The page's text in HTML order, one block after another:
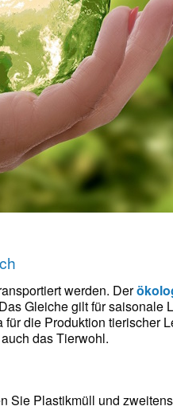
werden. Der
Gleiche gilt für saisonale
die Produktion tierischer
das Tierwohl.
Sie Plastikmüll und